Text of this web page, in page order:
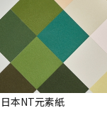
日本NT元素紙